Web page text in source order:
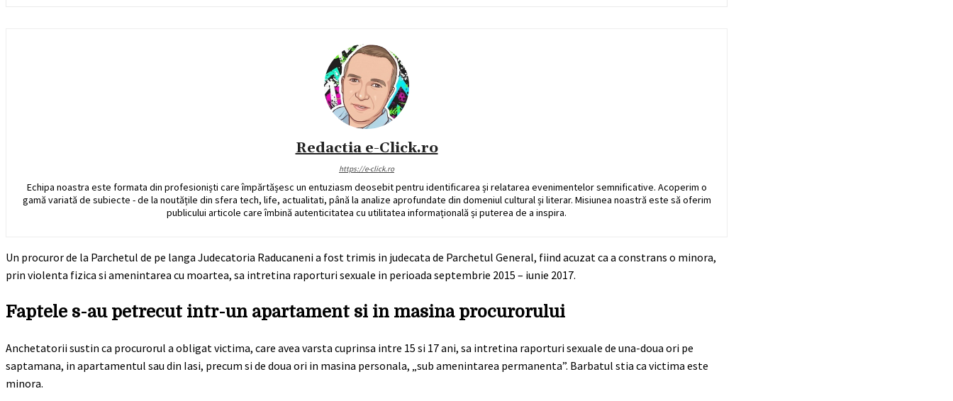
Redactia e-Click.ro
https://e-click.ro
Echipa noastra este formata din profesioniști care împărtășesc un entuziasm deosebit pentru identificarea și relatarea evenimentelor semnificative. Acoperim o
gamă variată de subiecte - de la noutățile din sfera tech, life, actualitati, până la analize aprofundate din domeniul cultural și literar. Misiunea noastră este să oferim
publicului articole care îmbină autenticitatea cu utilitatea informațională și puterea de a inspira.
Un procuror de la Parchetul de pe langa Judecatoria Raducaneni a fost trimis in judecata de Parchetul General, fiind acuzat ca a constrans o minora,
prin violenta fizica si amenintarea cu moartea, sa intretina raporturi sexuale in perioada septembrie 2015 – iunie 2017.
Faptele s-au petrecut intr-un apartament si in masina procurorului
Anchetatorii sustin ca procurorul a obligat victima, care avea varsta cuprinsa intre 15 si 17 ani, sa intretina raporturi sexuale de una-doua ori pe
saptamana, in apartamentul sau din Iasi, precum si de doua ori in masina personala, „sub amenintarea permanenta”. Barbatul stia ca victima este
minora.